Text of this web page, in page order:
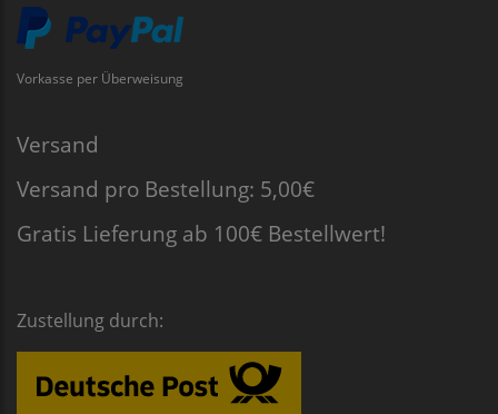
Vorkasse per Überweisung
Versand
Versand pro Bestellung: 5,00€
Gratis Lieferung ab 100€ Bestellwert!
Zustellung durch: